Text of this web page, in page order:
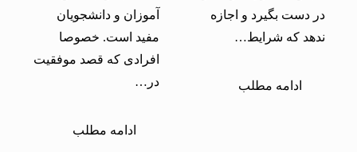
در دست بگیرد و اجازه
ندهد که شرایط…
ادامه مطلب
آموزان و دانشجویان
مفید است. خصوصا
افرادی که قصد موفقیت
در…
ادامه مطلب